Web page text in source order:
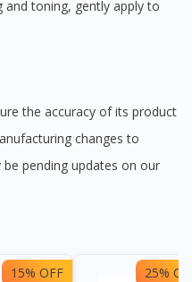
changes to
pending updates on our
15% OFF 25%